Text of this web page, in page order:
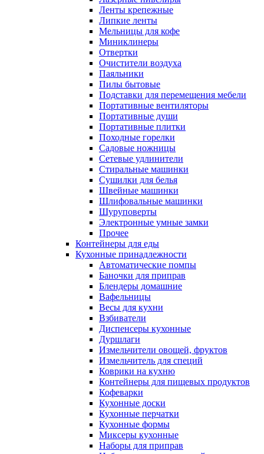
Ленты крепежные
Липкие ленты
Мельницы для кофе
Миниклинеры
Отвертки
Очистители воздуха
Паяльники
Пилы бытовые
Подставки для перемещения мебели
Портативные вентиляторы
Портативные души
Портативные плитки
Походные горелки
Садовые ножницы
Сетевые удлинители
Стиральные машинки
Сушилки для белья
Швейные машинки
Шлифовальные машинки
Шуруповерты
Электронные умные замки
Прочее
Контейнеры для еды
Кухонные принадлежности
Автоматические помпы
Баночки для приправ
Блендеры домашние
Вафельницы
Весы для кухни
Взбиватели
Диспенсеры кухонные
Дуршлаги
Измельчители овощей, фруктов
Измельчитель для специй
Коврики на кухню
Контейнеры для пищевых продуктов
Кофеварки
Кухонные доски
Кухонные перчатки
Кухонные формы
Миксеры кухонные
Наборы для приправ